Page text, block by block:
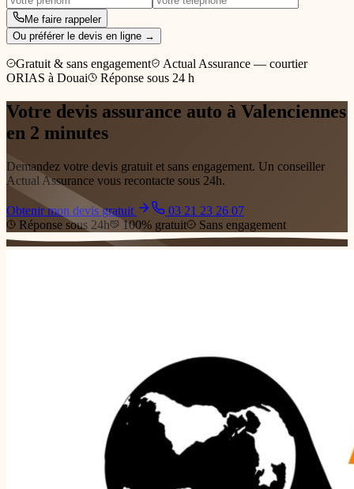
Me faire rappeler
Ou préférer le devis en ligne →
Gratuit & sans engagement
Actual Assurance — courtier
ORIAS à Douai
Réponse sous 24 h
Votre devis assurance auto à Valenciennes
en 2 minutes
Demandez votre devis gratuit et sans engagement. Un conseiller
Actual Assurance vous recontacte sous 24h.
Obtenir mon devis gratuit
03 21 23 26 07
Réponse sous 24h
100% gratuit Sans engagement